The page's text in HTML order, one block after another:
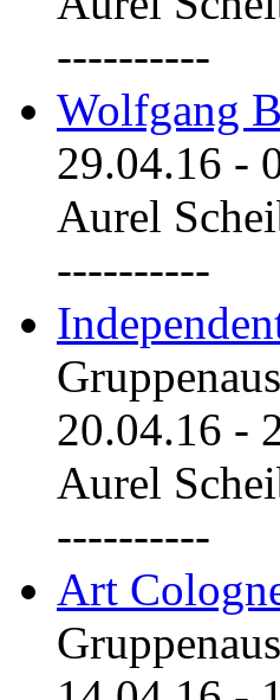
----------
Wolfgang
29.04.16 -
Aurel
----------
20.04.16 -
Aurel
----------
Art